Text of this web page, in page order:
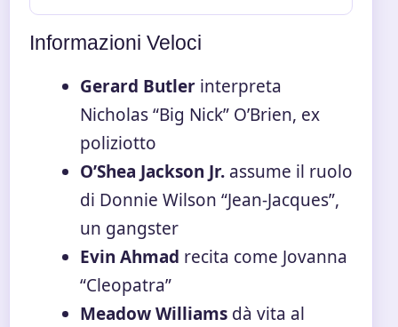
Informazioni Veloci
Gerard Butler interpreta
Nicholas “Big Nick” O’Brien, ex
poliziotto
O’Shea Jackson Jr. assume il ruolo
di Donnie Wilson “Jean-Jacques”,
un gangster
Evin Ahmad recita come Jovanna
“Cleopatra”
Meadow Williams dà vita al